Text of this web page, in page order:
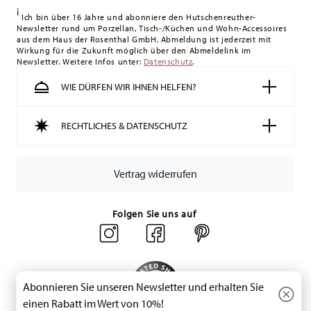
Lieferung erfolgt versandkostenfrei.
Schweiz:Lieferungen in die Schweiz sind ab 49,90 CHF
versandkostenfrei. Unter einem Bestellwert von 49,90 CHF
liegen die Versandkosten bei 36,90 CHF.
Tracking:
Sie erhalten per E-Mail einen Trackingcode, sobald
Ihr Paket auf die Reise geht.
vorrätige Artikel. Sie können die Lieferzeiten in andere
Retourenservice.
i Ich bin über 16 Jahre und abonniere den Hutschenreuther-
Newsletter rund um Porzellan, Tisch-/Küchen und Wohn-Accessoires
aus dem Haus der Rosenthal GmbH. Abmeldung ist jederzeit mit
Wirkung für die Zukunft möglich über den Abmeldelink im
Newsletter. Weitere Infos unter: Datenschutz.
WIE DÜRFEN WIR IHNEN HELFEN?
RECHTLICHES & DATENSCHUTZ
Vertrag widerrufen
Folgen Sie uns auf
Abonnieren Sie unseren Newsletter und erhalten Sie
einen Rabatt im Wert von 10%!